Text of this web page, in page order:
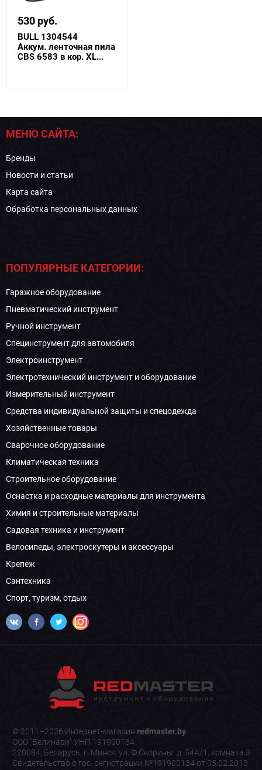
530 руб.
BULL 1304544
Аккум. ленточная пила
CBS 6583 в кор. XL...
МЕНЮ САЙТА:
Бренды
Новости и статьи
Карта сайта
Обработка персональных данных
ПОПУЛЯРНЫЕ КАТЕГОРИИ:
Гаражное оборудование
Пневматический инструмент
Ручной инструмент
Специнструмент для автомобиля
Электроинструмент
Электротехнический инструмент и оборудование
Измерительный инструмент
Средства индивидуальной защиты и спецодежда
Хозяйственные товары
Сварочное оборудование
Климатическая техника
Строительное оборудование
Оснастка и расходные материалы для инструмента
Химия и строительные материалы
Садовая техника и инструмент
Велосипеды, электроскутеры и аксессуары
Крепеж
Сантехника
Спорт, туризм, отдых
© 2011–2026 Интернет-магазин redmaster.by.
ООО "Белинари" УНП 191900134
220084, Беларусь, г. Минск, ул. Ф.Скорины, д. 54А/1, комната 3
Свидетельство о гос. регистрации №191900134 от 05.02.2013